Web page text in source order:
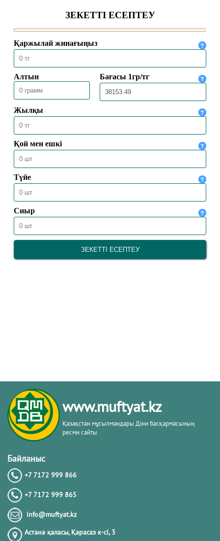
03.07.2026 1041
НЕКЕ – САЛАУАТТЫ ӨМІР ШАРТЫ
26.06.2026
www.muftyat.kz
Қазақстан мұсылмандары Діни басқармасының
ресми сайты
Байланыс
+7 7172 999 866
+7 7172 999 865
info@muftyat.kz
Астана қаласы, Қарасаз к-сi, 3